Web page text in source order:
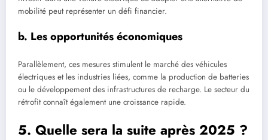
mobilité peut représenter un défi financier.
b. Les opportunités économiques
Parallèlement, ces mesures stimulent le marché des véhicules
électriques et les industries liées, comme la production de batteries
ou le développement des infrastructures de recharge. Le secteur du
rétrofit connaît également une croissance rapide.
5. Quelle sera la suite après 2025 ?